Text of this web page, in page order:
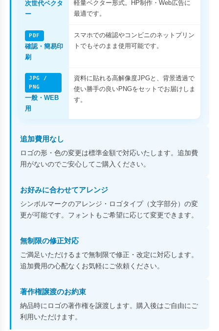
次世代ベクタ
ー
軽量ベクター形式。HP制作・Web広告に
最適です。
PDF
確認・簡易印
刷
スマホでの確認やコンビニのネットプリン
トでもそのまま使用可能です。
JPG /
PNG
一般・WEB
用
資料に貼れる高解像度JPGと、背景透過で
使い勝手の良いPNGをセットでお届けしま
す。
追加費用なし
ロゴの形・色の変更は標準金額で対応いたします。追加費
用がないのでご安心してご購入ください。
お好みに合わせてアレンジ
シンボルマークのアレンジ・ロゴタイプ（文字部分）の変
更が可能です。フォントもご希望に応じて変更できます。
無制限の修正対応
ご満足いただけるまで無制限で修正・改定に対応します。
追加費用の心配なくお気軽にご依頼ください。
著作権譲渡のお約束
納品時にロゴの著作権を譲渡します。購入後はご自由にご
利用いただけます。